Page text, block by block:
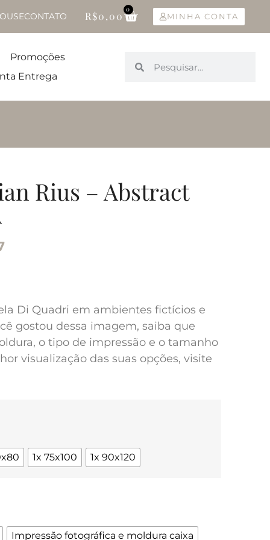
CONTATO R$0,00
0
MINHA CONTA
Promoções
Entrega
Rius – Abstract
Di Quadri em ambientes fictícios e
gostou dessa imagem, saiba que
o tipo de impressão e o tamanho
visualização das suas opções, visite
1x 75x100 1x 90x120
Impressão fotográfica e moldura caixa